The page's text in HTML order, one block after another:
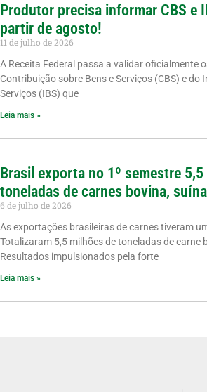
Produtor precisa informar CBS e
partir de agosto!
11 de julho de 2026
A Receita Federal passa a validar oficialmente
Contribuição sobre Bens e Serviços (CBS) e do
Serviços (IBS) que
Leia mais »
Brasil exporta no 1º semestre
toneladas de carnes bovina,
6 de julho de 2026
As exportações brasileiras de carnes tiveram
Totalizaram 5,5 milhões de toneladas de carne
Resultados impulsionados pela forte
Leia mais »